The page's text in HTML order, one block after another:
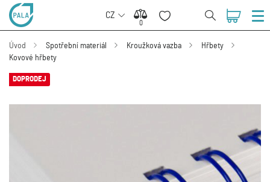
CZ
0
0
Úvod Spotřební materiál Kroužková vazba
Hřbety
Kovové hřbety
DOPRODEJ